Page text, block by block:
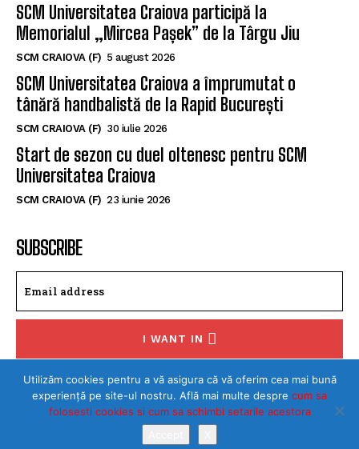
SCM Universitatea Craiova participă la
Memorialul „Mircea Pașek” de la Târgu Jiu
SCM CRAIOVA (F) 5 august 2026
SCM Universitatea Craiova a împrumutat o
tânără handbalistă de la Rapid București
SCM CRAIOVA (F) 30 iulie 2026
Start de sezon cu duel oltenesc pentru SCM
Universitatea Craiova
SCM CRAIOVA (F) 23 iunie 2026
SUBSCRIBE
I WANT IN
I've read and accept thePrivacy Policy.
Utilizăm cookies pentru a vă asigura că vă oferim cea mai bună
experiență pe site-ul nostru. Află mai multe despre cum sa
folosesti cookies si cum sa schimbi setarile acestora